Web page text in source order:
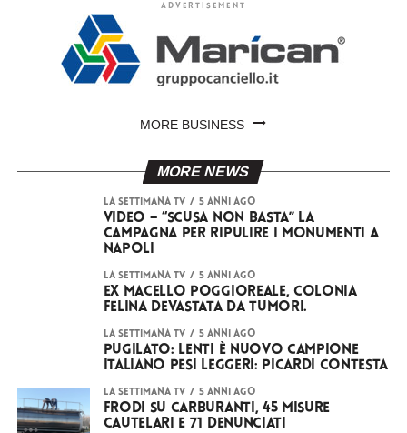
ADVERTISEMENT
MORE BUSINESS
MORE NEWS
LA SETTIMANA TV 5 anni ago
VIDEO – “Scusa non basta” la
campagna per ripulire i monumenti a
Napoli
LA SETTIMANA TV 5 anni ago
Ex macello Poggioreale, colonia
felina devastata da tumori.
LA SETTIMANA TV 5 anni ago
Pugilato: Lenti è nuovo campione
italiano pesi leggeri: Picardi contesta
LA SETTIMANA TV 5 anni ago
Frodi su carburanti, 45 misure
cautelari e 71 denunciati